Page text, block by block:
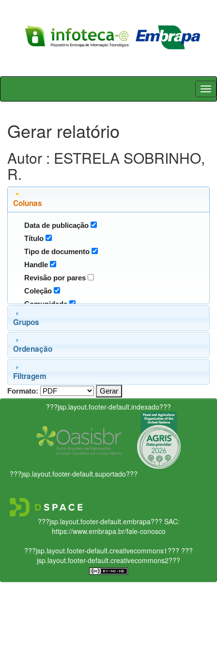
Skip
Gerar relatório
Autor : ESTRELA SOBRINHO,
R.
Colunas
Data de publicação
Título
Tipo de documento
Handle
Revisão por pares
Coleção
Comunidade
Grupos
Ordenação
Filtragem
Formato:
???jsp.layout.footer-default.indexado???
???jsp.layout.footer-default.suportado???
???jsp.layout.footer-default.embrapa??? SAC:
https://www.embrapa.br/fale-conosco
???jsp.layout.footer-default.creativecommons1??? ???
jsp.layout.footer-default.creativecommons2???